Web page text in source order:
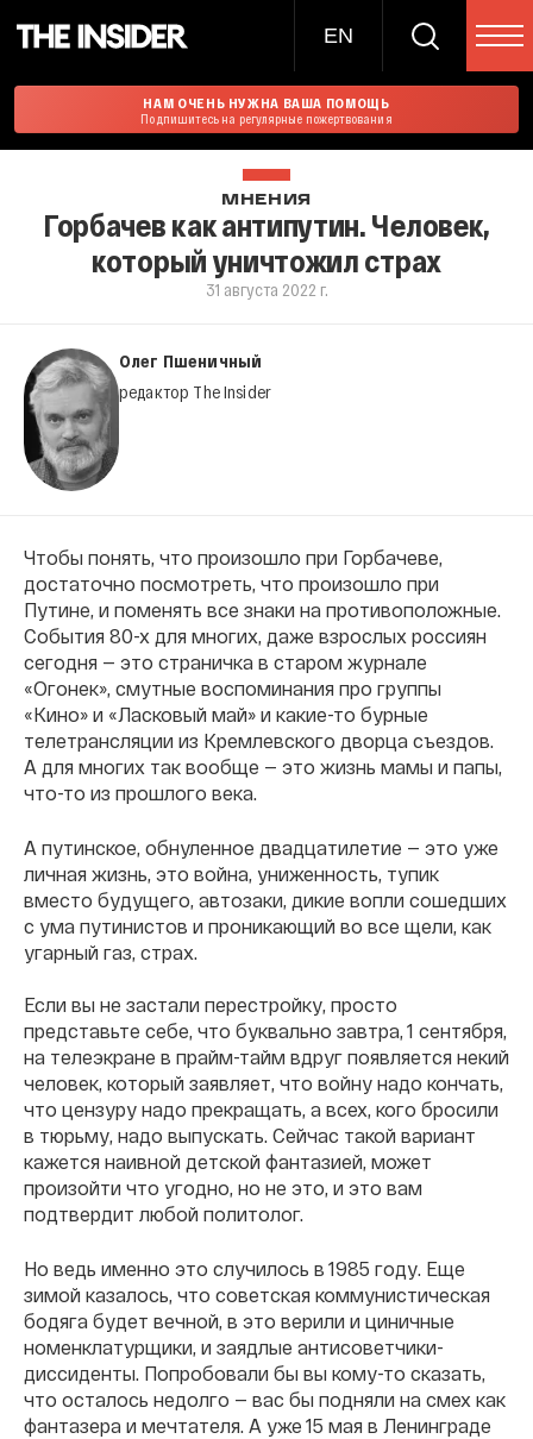
EN
НАМ ОЧЕНЬ НУЖНА ВАША ПОМОЩЬ
Подпишитесь на регулярные пожертвования
МНЕНИЯ
Горбачев как антипутин. Человек,
который уничтожил страх
31 августа 2022 г.
Олег Пшеничный
редактор The Insider
Чтобы понять, что произошло при Горбачеве,
достаточно посмотреть, что произошло при
Путине, и поменять все знаки на противоположные.
События 80-х для многих, даже взрослых россиян
сегодня — это страничка в старом журнале
«Огонек», смутные воспоминания про группы
«Кино» и «Ласковый май» и какие-то бурные
телетрансляции из Кремлевского дворца съездов.
А для многих так вообще — это жизнь мамы и папы,
что-то из прошлого века.
А путинское, обнуленное двадцатилетие — это уже
личная жизнь, это война, униженность, тупик
вместо будущего, автозаки, дикие вопли сошедших
с ума путинистов и проникающий во все щели, как
угарный газ, страх.
Если вы не застали перестройку, просто
представьте себе, что буквально завтра, 1 сентября,
на телеэкране в прайм-тайм вдруг появляется некий
человек, который заявляет, что войну надо кончать,
что цензуру надо прекращать, а всех, кого бросили
в тюрьму, надо выпускать. Сейчас такой вариант
кажется наивной детской фантазией, может
произойти что угодно, но не это, и это вам
подтвердит любой политолог.
Но ведь именно это случилось в 1985 году. Еще
зимой казалось, что советская коммунистическая
бодяга будет вечной, в это верили и циничные
номенклатурщики, и заядлые антисоветчики-
диссиденты. Попробовали бы вы кому-то сказать,
что осталось недолго — вас бы подняли на смех как
фантазера и мечтателя. А уже 15 мая в Ленинграде